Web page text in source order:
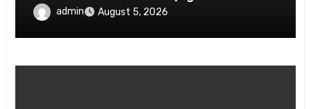
Keseimbangan Tubuh
admin August 5, 2026